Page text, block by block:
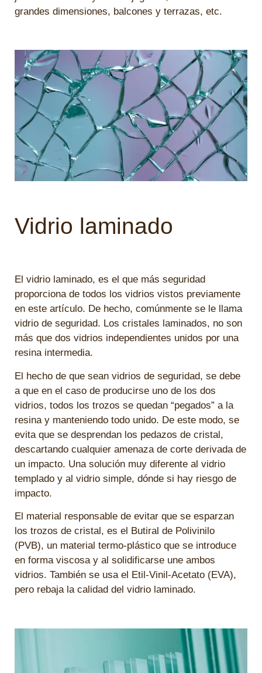
grandes dimensiones, balcones y terrazas, etc.
Vidrio laminado
El vidrio laminado, es el que más seguridad
proporciona de todos los vidrios vistos previamente
en este artículo. De hecho, comúnmente se le llama
vidrio de seguridad. Los cristales laminados, no son
más que dos vidrios independientes unidos por una
resina intermedia.
El hecho de que sean vidrios de seguridad, se debe
a que en el caso de producirse uno de los dos
vidrios, todos los trozos se quedan “pegados” a la
resina y manteniendo todo unido. De este modo, se
evita que se desprendan los pedazos de cristal,
descartando cualquier amenaza de corte derivada de
un impacto. Una solución muy diferente al vidrio
templado y al vidrio simple, dónde si hay riesgo de
impacto.
El material responsable de evitar que se esparzan
los trozos de cristal, es el Butiral de Polivinilo
(PVB), un material termo-plástico que se introduce
en forma viscosa y al solidificarse une ambos
vidrios. También se usa el Etil-Vinil-Acetato (EVA),
pero rebaja la calidad del vidrio laminado.